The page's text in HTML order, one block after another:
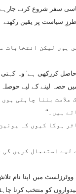
سیاسی سفر شروع کرنے
سیاست پر یقین رکھتے
ہوں لیکن انتخابات
حاصل کررکھی ہے‘ وہ
حصہ لینے کے لیے حوصلہ
بننا چاہتی ہوں
ہیں۔‘‘
ہوگا کیوں کہ
لیے استعمال کریں
میں اپنا نام
کو منتخب کرنا